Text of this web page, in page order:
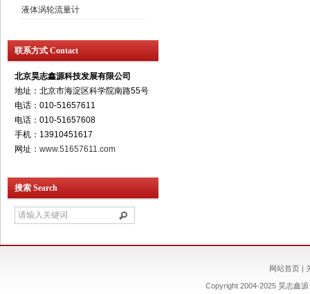
液体涡轮流量计
联系方式 Contact
北京昊志鑫源科技发展有限公司
地址：北京市海淀区科学院南路55号
电话：010-51657611
电话：010-51657608
手机：13910451617
网址： www.51657611.com
搜索 Search
网站首页|
Copyright 2004-2025 昊志鑫